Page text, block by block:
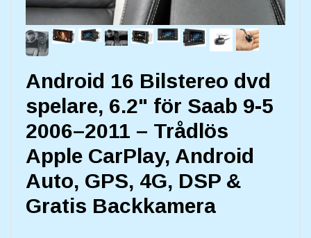
Android 16 Bilstereo dvd
spelare, 6.2" för Saab 9-5
2006–2011 – Trådlös
Apple CarPlay, Android
Auto, GPS, 4G, DSP &
Gratis Backkamera